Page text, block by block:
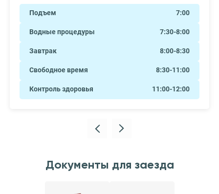
Подъем 7:00
Водные процедуры 7:30-8:00
Завтрак 8:00-8:30
Свободное время 8:30-11:00
Контроль здоровья 11:00-12:00
Документы для заезда